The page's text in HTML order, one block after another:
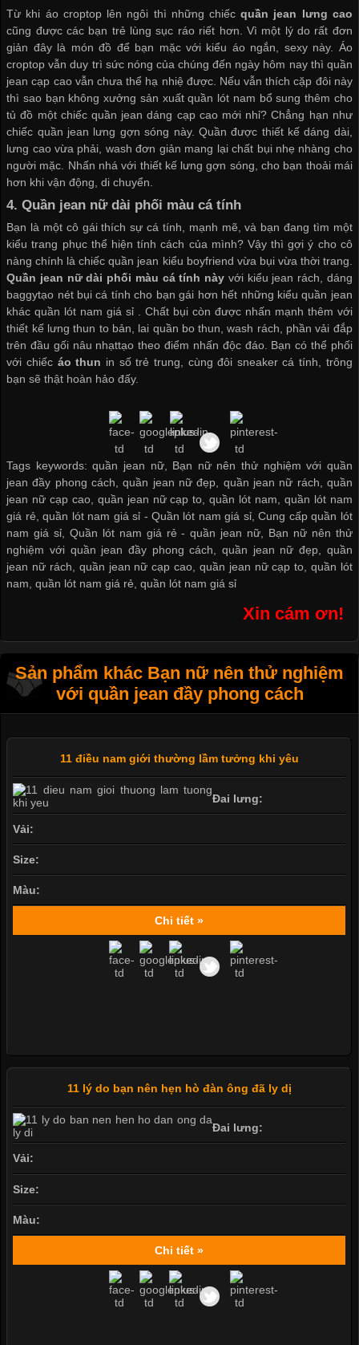
Từ khi áo croptop lên ngôi thì những chiếcquần jean lưng cao
cũng được các bạn trẻ lùng sục ráo riết hơn. Vì một lý do rất đơn
giản đây là món đồ để bạn mặc với kiểu áo ngắn, sexy này. Áo
croptop vẫn duy trì sức nóng của chúng đến ngày hôm nay thì quần
jean cạp cao vẫn chưa thể hạ nhiệ được. Nếu vẫn thích cặp đôi này
thì sao bạn khôngxưởng sản xuất quần lót nam bổ sung thêm cho
tủ đồ một chiếc quần jean dáng cạp cao mới nhỉ? Chẳng hạn như
chiếc quần jean lưng gợn sóng này. Quần được thiết kế dáng dài,
lưng cao vừa phải, wash đơn giản mang lại chất bụi nhẹ nhàng cho
người mặc. Nhấn nhá với thiết kế lưng gợn sóng, cho bạn thoải mái
hơn khi vận động, di chuyển.
4.Quần jean nữ dài phối màu cá tính
Bạn là một cô gái thích sự cá tính, mạnh mẽ, và bạn đang tìm một
kiểu trang phục thể hiện tính cách của mình? Vậy thì gợi ý cho cô
nàng chính là chiếc quần jean kiểu boyfriend vừa bụi vừa thời trang.
Quần jean nữ dài phối màu cá tính này với kiểu jean rách, dáng
baggytạo nét bụi cá tính cho bạn gái hơn hết những kiểu quần jean
khácquần lót nam giá sỉ . Chất bụi còn được nhấn mạnh thêm với
thiết kế lưng thun to bản, lai quần bo thun, wash rách, phần vải đắp
trên đầu gối nâu nhạttạo theo điểm nhấn độc đáo. Bạn có thể phối
với chiếc áo thun in số trẻ trung, cùng đôi sneaker cá tính, trông
bạn sẽ thật hoàn hảo đấy.
Tags keywords: quần jean nữ, Bạn nữ nên thử nghiệm với quần
jean đầy phong cách, quần jean nữ đẹp, quần jean nữ rách, quần
jean nữ cạp cao, quần jean nữ cạp to, quần lót nam, quần lót nam
giá rẻ, quần lót nam giá sỉ - Quần lót nam giá sỉ,Cung cấp quần lót
nam giá sỉ
Quần lót nam giá rẻ -quần jean nữ
Bạn nữ nên thử
nghiệm với quần jean đầy phong cách ,quần jean nữ đẹp
quần
jean nữ rách
quần jean nữ cạp cao quần jean nữ cạp to ,quần lót
nam ,quần lót nam giá rẻ ,quần lót nam giá sỉ
Xin cám ơn!
Sản phẩm khác Bạn nữ nên thử nghiệm
với quần jean đầy phong cách
11 điều nam giới thường lầm tưởng khi yêu
Đai lưng:
Vải:
Size:
Màu:
Chi tiết »
11 lý do bạn nên hẹn hò đàn ông đã ly dị
Đai lưng:
Vải:
Size:
Màu:
Chi tiết »